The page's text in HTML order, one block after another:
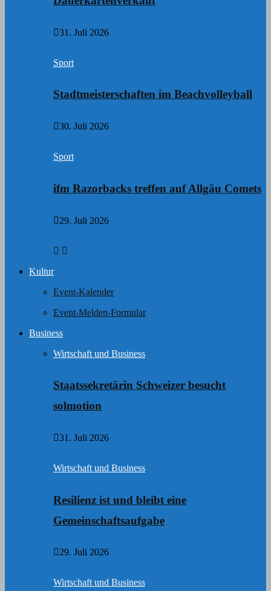
31. Juli 2026
Sport
Stadtmeisterschaften im Beachvolleyball
30. Juli 2026
Sport
ifm Razorbacks treffen auf Allgäu Comets
29. Juli 2026
Kultur
Event-Kalender
Event-Melden-Formular
Business
Wirtschaft und Business
Staatssekretärin Schweizer besucht
solmotion
31. Juli 2026
Wirtschaft und Business
Resilienz ist und bleibt eine
Gemeinschaftsaufgabe
29. Juli 2026
Wirtschaft und Business